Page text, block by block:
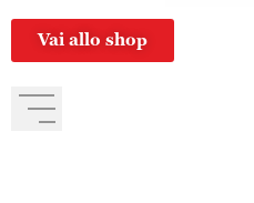
Vai allo shop